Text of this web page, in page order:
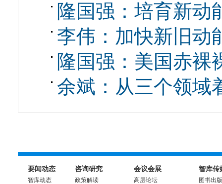
隆国强：培育新动
李伟：加快新旧动
隆国强：美国赤裸
余斌：从三个领域
要闻动态
智库动态
咨询研究
政策解读
会议会展
高层论坛
智库传
图书出版